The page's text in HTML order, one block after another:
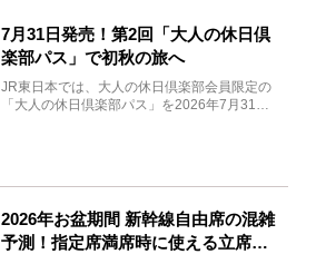
7月31日発売！第2回「大人の休日倶
楽部パス」で初秋の旅へ
JR東日本では、大人の休日倶楽部会員限定の
「大人の休日倶楽部パス」を2026年7月31日
2026年お盆期間 新幹線自由席の混雑
予測！指定席満席時に使える立席特